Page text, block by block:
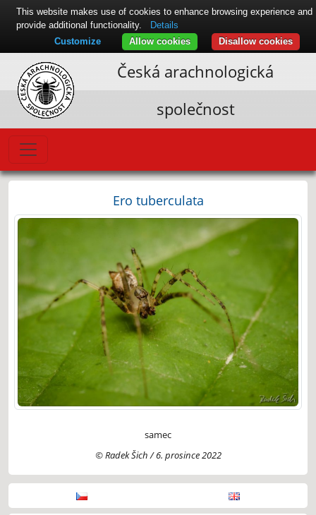
Česká arachnologická
společnost
Ero tuberculata
samec
© Radek Šich / 6. prosince 2022
This website makes use of cookies to enhance browsing experience and
provide additional functionality.
Details
Disallow cookies
Allow cookies
Customize